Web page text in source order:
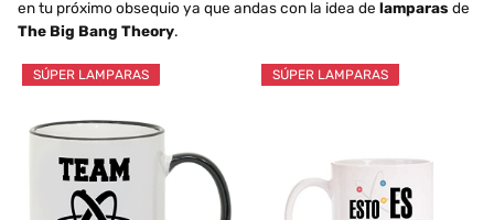
en tu próximo obsequio ya que andas con la idea de lamparas de
The Big Bang Theory.
SÚPER LAMPARAS SÚPER LAMPARAS